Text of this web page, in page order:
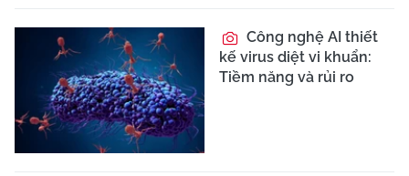
Công nghệ AI thiết
kế virus diệt vi khuẩn:
Tiềm năng và rủi ro